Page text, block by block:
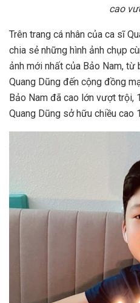
cao
Trên trang cá nhân của ca sĩ
chia sẻ những hình ảnh chụp
ảnh mới nhất của Bảo Nam,
Quang Dũng đến cộng đồng
Bảo Nam đã cao lớn vượt trội,
Quang Dũng sở hữu chiều cao